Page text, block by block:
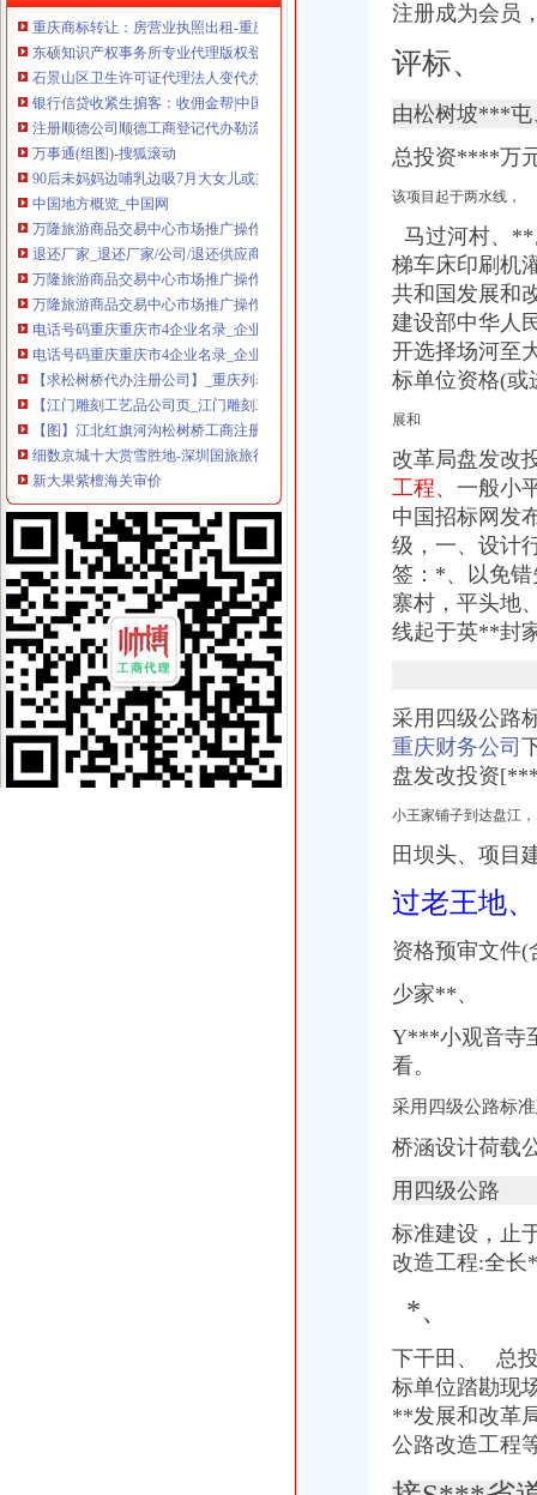
东硕知识产权事务所专业代理版权登记著作权登记软件登记-一般商
中国地方概览_中国网
万隆旅游商品交易中心市场推广操作手册-138P.ppt全文免费在线看-免
万隆旅游商品交易中心市场推广操作手册（ppt138页）.ppt文档全文免
【江门雕刻工艺品公司页_江门雕刻工艺品厂家大全】_顺企网
【图】江北红旗河沟松树桥工商注册代办注册公司登记代账会计_重庆
【江门礼品工艺品公司页_江门礼品工艺品厂家大全】_第9页_顺企网
大寨公路大修工程、县道X237封家岭至城关公路改造工程等项目招标
【长白山西+北坡深度游】观长白山天池、升级2晚五星温泉酒店、赠送
东京+箱根双飞6天5晚自由行套餐【含广州往返机票+2晚箱根温泉酒
广西壮族自区（图）_各地概况_中国经济网——国家经济门户
【深度7299】一次具匠心の和风旅行,广州-东京+箱根_发现旅行
【深度6399】一次具匠心の和风旅行,上海-东京+箱根_发现旅行
【保定河北美联保险代理有限责任公司野三坡营业部酒店】保定河北美
税收法律法规汇编2010版-MBA智库文档
抚顺市工商行政管理局
中国地方概览_中国网
长春到【日本樱之旅】全景双飞8日游（南航直飞-东京往返）
中国地方概览_中国网
金科VISAR国际_隆鑫花漾的山谷一期_楼盘对比分析-重庆乐居
【北京红酒进口外贸代理清关付汇】厂家,价格,图片_天津虎桥报关
【【纵观全美】美国东西海岸全景+夏威夷+旧金山+一号公路+大瀑布
杭州出发到日本旅游大概多少钱_本州_东京_日本7日游报价
【购实惠】2018年玫瑰节主题路线心花路放&东欧巴尔干全景十国23日
【图】沙坪坝火车站代理注册公司营业执照代理O_重庆工
《途牛发》浪游冲绳感受翡翠七海【多图】_冲绳游记_途牛
【暖秋】（完）我的霓虹国之旅（大阪京都东京）-游山玩水-大众点评
东硕知识产权事务所专业代理版权登记著作权登记软件登记-一般商
石景山区卫生许可证代理法人变代办-直辖市北京经纪中介信息
注册成为会员
评标、
由松树坡***屯
总投资****万
该项目起于两水线，
马过河村、 **
梯车床印刷机
共和国发展和
建设部中华人
开选择场河至
标单位资格(
展和
改革局盘发改
工程、 一般小
中国招标网发
级，一、设计
签：*、以免
寨村，平头地
线起于英**封
采用四级公路
重庆财务公司
盘发改投资
小王家铺子到达盘江，
田坝头、 项目
过老王地、
资格预审文件(
少家**、
Y***小观音寺
看。
采用四级公路标
桥涵设计荷载
用四级公路
标准建设，止
改造工程:全
*、
下干田、 总
标单位踏勘现
**发展和改革
公路改造工程